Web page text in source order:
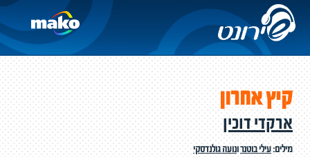
קיץ אחרון
ארקדי דוכין
מילים:עילי בוטנרונועה גולנדסקי